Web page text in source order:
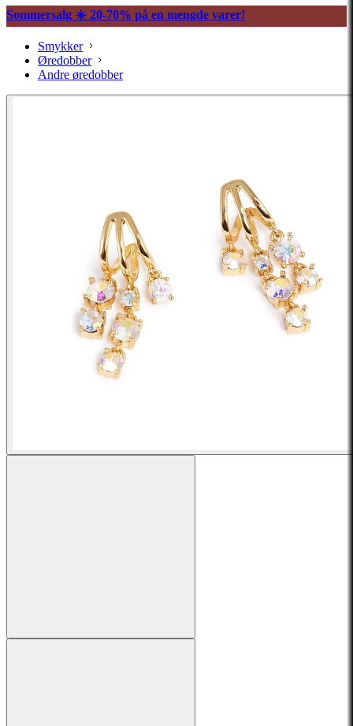
Sommersalg ☀️ 20-70% på en mengde varer!
Smykker
Øredobber
Andre øredobber